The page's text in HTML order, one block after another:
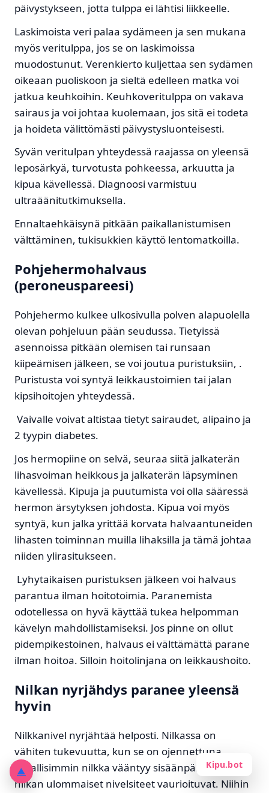
päivystykseen, jotta tulppa ei lähtisi liikkeelle.
Laskimoista veri palaa sydämeen ja sen mukana
myös veritulppa, jos se on laskimoissa
muodostunut. Verenkierto kuljettaa sen sydämen
oikeaan puoliskoon ja sieltä edelleen matka voi
jatkua keuhkoihin. Keuhkoveritulppa on vakava
sairaus ja voi johtaa kuolemaan, jos sitä ei todeta
ja hoideta välittömästi päivystysluonteisesti.
Syvän veritulpan yhteydessä raajassa on yleensä
leposärkyä, turvotusta pohkeessa, arkuutta ja
kipua kävellessä. Diagnoosi varmistuu
ultraäänitutkimuksella.
Ennaltaehkäisynä pitkään paikallanistumisen
välttäminen, tukisukkien käyttö lentomatkoilla.
Pohjehermohalvaus
(peroneuspareesi)
Pohjehermo kulkee ulkosivulla polven alapuolella
olevan pohjeluun pään seudussa. Tietyissä
asennoissa pitkään olemisen tai runsaan
kiipeämisen jälkeen, se voi joutua puristuksiin, .
Puristusta voi syntyä leikkaustoimien tai jalan
kipsihoitojen yhteydessä.
Vaivalle voivat altistaa tietyt sairaudet, alipaino ja
2 tyypin diabetes.
Jos hermopiine on selvä, seuraa siitä jalkaterän
lihasvoiman heikkous ja jalkaterän läpsyminen
kävellessä. Kipuja ja puutumista voi olla sääressä
hermon ärsytyksen johdosta. Kipua voi myös
syntyä, kun jalka yrittää korvata halvaantuneiden
lihasten toiminnan muilla lihaksilla ja tämä johtaa
niiden ylirasitukseen.
Lyhytaikaisen puristuksen jälkeen voi halvaus
parantua ilman hoitotoimia. Paranemista
odotellessa on hyvä käyttää tukea helpomman
kävelyn mahdollistamiseksi. Jos pinne on ollut
pidempikestoinen, halvaus ei välttämättä parane
ilman hoitoa. Silloin hoitolinjana on leikkaushoito.
Nilkan nyrjähdys paranee yleensä
hyvin
Nilkkanivel nyrjähtää helposti. Nilkassa on
vähiten tukevuutta, kun se on ojennettuna.
Tavallisimmin nilkka vääntyy sisäänpäin, jolloin
nilkan ulommaiset nivelsiteet vaurioituvat. Niihin
▲
Kipu.bot